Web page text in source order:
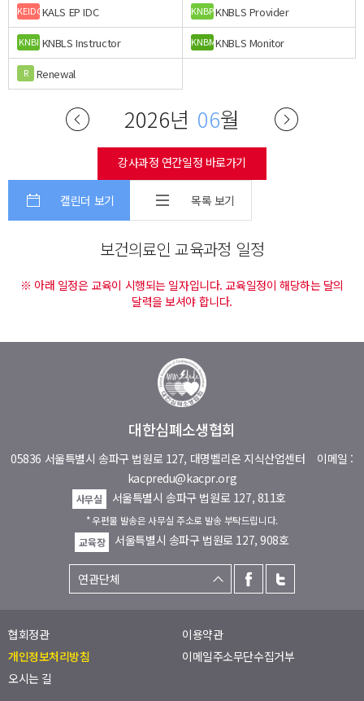
KEIDCKALS EP IDC KNBPKNBLS Provider
KNBI KNBLS Instructor KNBMKNBLS Monitor
R Renewal
2026년 06월
강사과정 연간일정 바로가기
캘린더 보기 목록 보기
보건의료인 교육과정 일정
※ 아래 일정은 교육이 시행되는 일자입니다. 교육일정이 해당하는 달의
달력을 보셔야 합니다.
대한심폐소생협회
05836 서울특별시 송파구 법원로 127, 대명벨리온 지식산업센터 이메일 :
kacpredu@kacpr.org
사무실 서울특별시 송파구 법원로 127, 811호
* 우편물 발송은 사무실 주소로 발송 부탁드립니다.
교육장
서울특별시 송파구 법원로 127, 908호
협회정관
이용약관
개인정보처리방침
이메일주소무단수집거부
오시는 길